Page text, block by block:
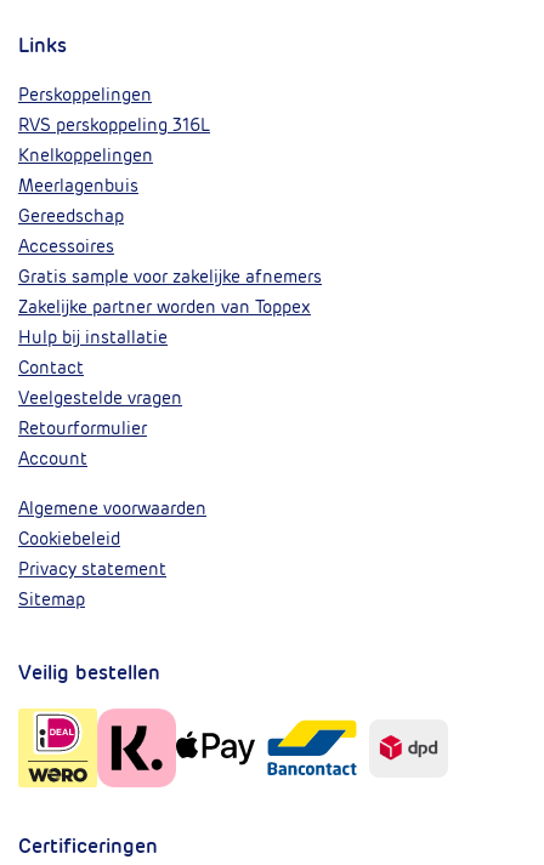
Links
Perskoppelingen
RVS perskoppeling 316L
Knelkoppelingen
Meerlagenbuis
Gereedschap
Accessoires
Gratis sample voor zakelijke afnemers
Zakelijke partner worden van Toppex
Hulp bij installatie
Contact
Veelgestelde vragen
Retourformulier
Account
Algemene voorwaarden
Cookiebeleid
Privacy statement
Sitemap
Veilig bestellen
Certificeringen